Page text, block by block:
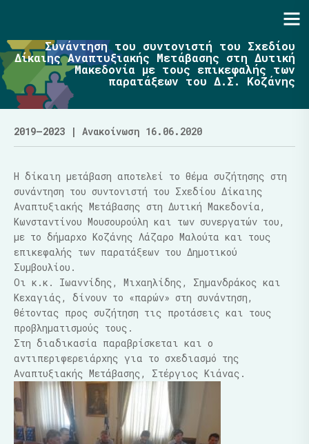
Συνάντηση του συντονιστή του Σχεδίου
Δίκαιης Αναπτυξιακής Μετάβασης στη Δυτική
Μακεδονία με τους επικεφαλής των
παρατάξεων του Δ.Σ. Κοζάνης
2019–2023 | Ανακοίνωση 16.06.2020
Η δίκαιη μετάβαση αποτελεί το θέμα συζήτησης στη
συνάντηση του συντονιστή του Σχεδίου Δίκαιης
Αναπτυξιακής Μετάβασης στη Δυτική Μακεδονία,
Κωνσταντίνου Μουσουρούλη και των συνεργατών του,
με το δήμαρχο Κοζάνης Λάζαρο Μαλούτα και τους
επικεφαλής των παρατάξεων του Δημοτικού
Συμβουλίου.
Οι κ.κ. Ιωαννίδης, Μιχαηλίδης, Σημανδράκος και
Κεχαγιάς, δίνουν το «παρών» στη συνάντηση,
θέτοντας προς συζήτηση τις προτάσεις και τους
προβληματισμούς τους.
Στη διαδικασία παραβρίσκεται και ο
αντιπεριφερειάρχης για το σχεδιασμό της
Αναπτυξιακής Μετάβασης, Στέργιος Κιάνας.